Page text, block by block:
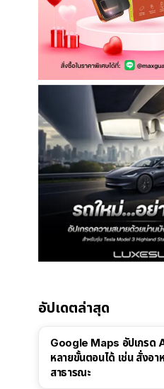
อัปเดตล่าสุด
Google Maps อัปเกรด
หลายขั้นตอนได้ เช่น สั่งอ
สาธารณะ